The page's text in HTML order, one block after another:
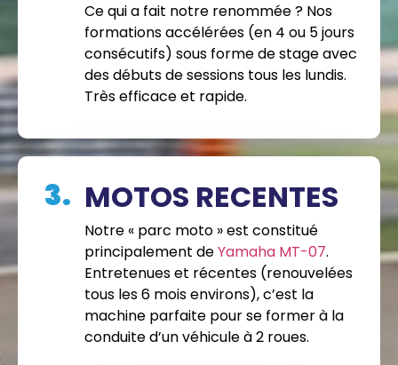
Ce qui a fait notre renommée ? Nos
formations accélérées (en 4 ou 5 jours
consécutifs) sous forme de stage avec
des débuts de sessions tous les lundis.
Très efficace et rapide.
3. MOTOS RECENTES
Notre « parc moto » est constitué
principalement deYamaha MT-07.
Entretenues et récentes (renouvelées
tous les 6 mois environs), c’est la
machine parfaite pour se former à la
conduite d’un véhicule à 2 roues.